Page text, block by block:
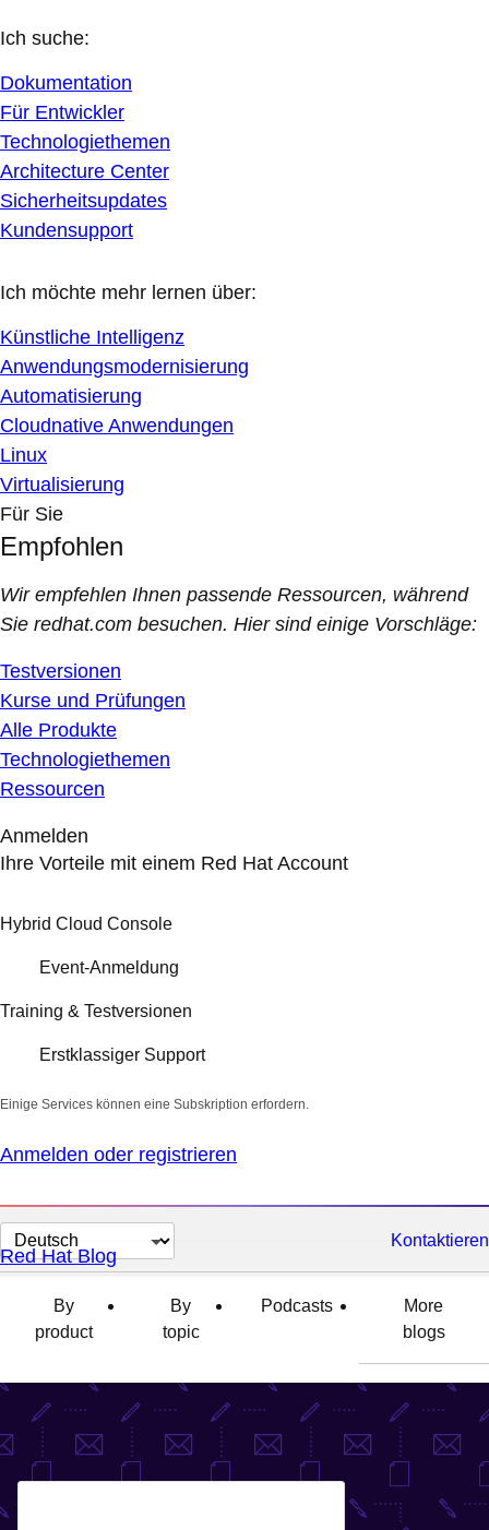
Ich suche:
Dokumentation
Für Entwickler
Technologiethemen
Architecture Center
Sicherheitsupdates
Kundensupport
Ich möchte mehr lernen über:
Künstliche Intelligenz
Anwendungsmodernisierung
Automatisierung
Cloudnative Anwendungen
Linux
Virtualisierung
Für Sie
Empfohlen
Wir empfehlen Ihnen passende Ressourcen, während
Sie redhat.com besuchen. Hier sind einige Vorschläge:
Testversionen
Kurse und Prüfungen
Alle Produkte
Technologiethemen
Ressourcen
Anmelden
Ihre Vorteile mit einem Red Hat Account
Hybrid Cloud Console
Event-Anmeldung
Training & Testversionen
Erstklassiger Support
Einige Services können eine Subskription erfordern.
Anmelden oder registrieren
Sprache
auswählen
Kontaktieren
Red Hat Blog
By
product
By
topic
Podcasts
More
blogs